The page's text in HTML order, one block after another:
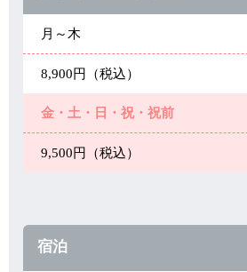
月～木
8,900円（税込）
金・土・日・祝・祝前
9,500円（税込）
宿泊